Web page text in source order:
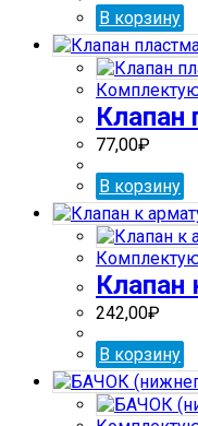
В корзину
Клапан
77,00₽
В корзину
Клапан
242,00₽
В корзину